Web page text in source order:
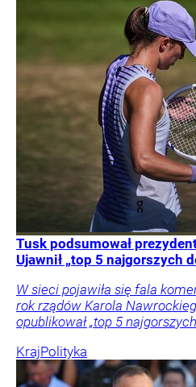
Tusk podsumował
Ujawnił „top 5 najgorszych
W sieci pojawiła się fala
rok rządów Karola
opublikował „top 5
KrajPolityka